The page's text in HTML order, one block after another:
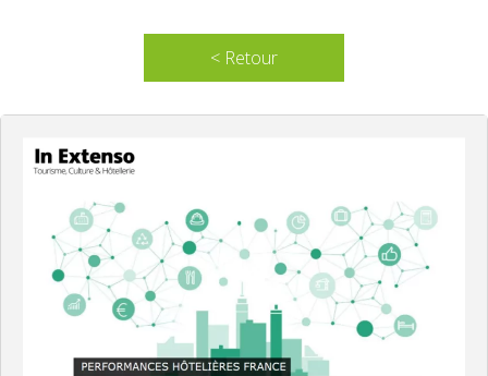
< Retour